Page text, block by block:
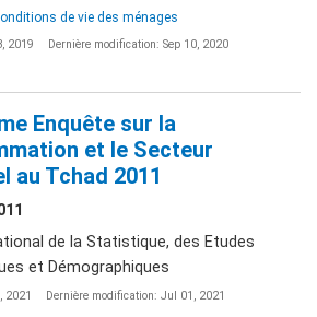
de vie des ménages
2019
Dernière modification: Sep 10, 2020
Enquête sur la
et le Secteur
au Tchad 2011
de la Statistique, des Etudes
et Démographiques
2021
Dernière modification: Jul 01, 2021